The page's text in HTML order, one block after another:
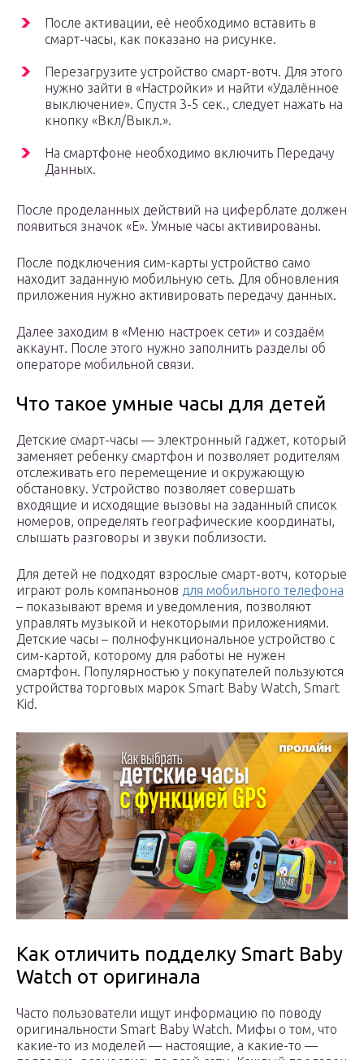
После активации, её необходимо вставить в
смарт-часы, как показано на рисунке.
Перезагрузите устройство смарт-вотч. Для этого
нужно зайти в «Настройки» и найти «Удалённое
выключение». Спустя 3-5 сек., следует нажать на
кнопку «Вкл/Выкл.».
На смартфоне необходимо включить Передачу
Данных.
После проделанных действий на циферблате должен
появиться значок «Е». Умные часы активированы.
После подключения сим-карты устройство само
находит заданную мобильную сеть. Для обновления
приложения нужно активировать передачу данных.
Далее заходим в «Меню настроек сети» и создаём
аккаунт. После этого нужно заполнить разделы об
операторе мобильной связи.
Что такое умные часы для детей
Детские смарт-часы — электронный гаджет, который
заменяет ребенку смартфон и позволяет родителям
отслеживать его перемещение и окружающую
обстановку. Устройство позволяет совершать
входящие и исходящие вызовы на заданный список
номеров, определять географические координаты,
слышать разговоры и звуки поблизости.
Для детей не подходят взрослые смарт-вотч, которые
играют роль компаньонов для мобильного телефона
– показывают время и уведомления, позволяют
управлять музыкой и некоторыми приложениями.
Детские часы – полнофункциональное устройство с
сим-картой, которому для работы не нужен
смартфон. Популярностью у покупателей пользуются
устройства торговых марок Smart Baby Watch, Smart
Kid.
Как отличить подделку Smart Baby
Watch от оригинала
Часто пользователи ищут информацию по поводу
оригинальности Smart Baby Watch. Мифы о том, что
какие-то из моделей — настоящие, а какие-то —